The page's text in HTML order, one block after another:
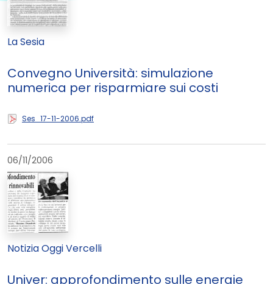
La Sesia
Convegno Università: simulazione
numerica per risparmiare sui costi
Ses_17-11-2006.pdf
06/11/2006
Notizia Oggi Vercelli
Univer: approfondimento sulle energie